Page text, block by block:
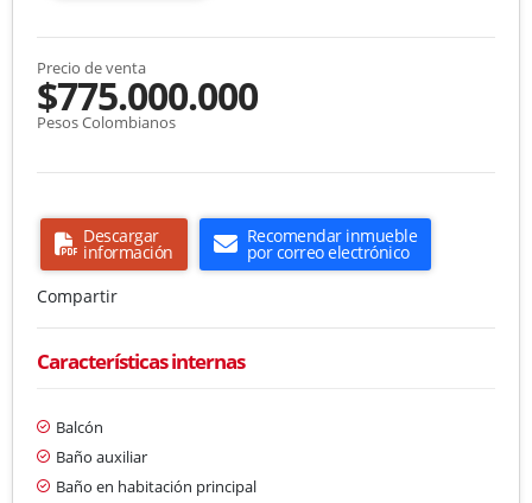
Precio de venta
$775.000.000
Pesos Colombianos
Descargar
información
Recomendar inmueble
por correo electrónico
Compartir
Características internas
Balcón
Baño auxiliar
Baño en habitación principal